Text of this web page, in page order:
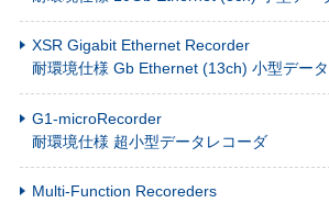
XSR Gigabit Ethernet Recorder
耐環境仕様 Gb Ethernet (13ch) 小型デー
G1-microRecorder
耐環境仕様 超小型データレコーダ
Multi-Function Recoreders